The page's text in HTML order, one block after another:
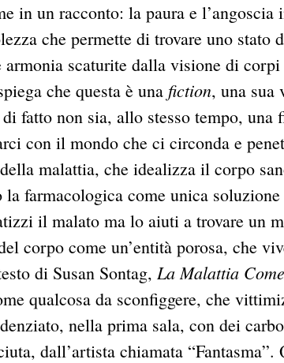
in un racconto: la paura e
che permette di trovare uno stato
scaturite dalla visione di corpi
che questa è una fiction, una sua
fatto non sia, allo stesso tempo, una
con il mondo che ci circonda e
malattia, che idealizza il corpo
farmacologica come unica
il malato ma lo aiuti a trovare un
corpo come un’entità porosa, che
di Susan Sontag, La Malattia
qualcosa da sconfiggere, che
nella prima sala, con dei
dall’artista chiamata